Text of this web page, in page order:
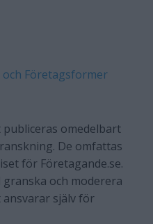
Företagsformer
omedelbart
De omfattas
för Företagande.se.
och moderera
själv för